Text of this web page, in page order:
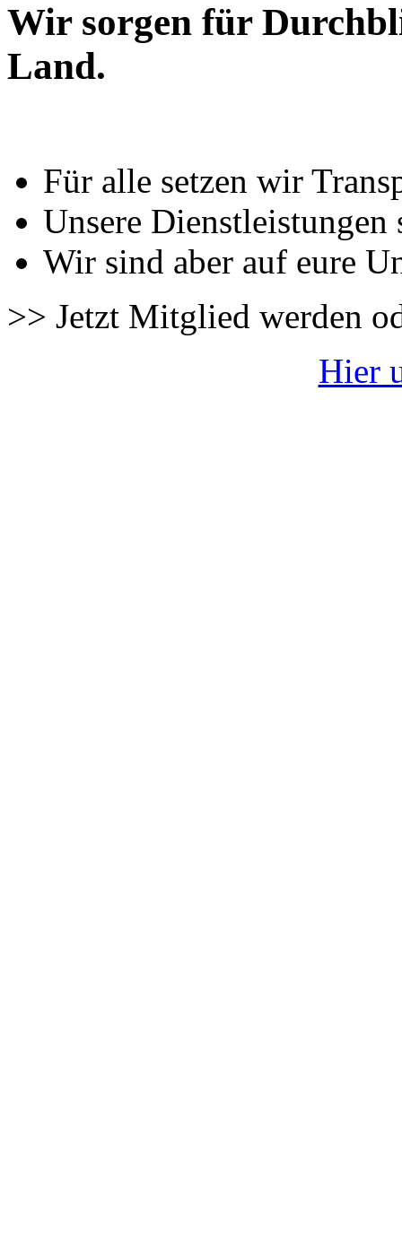
Wir sorgen für
Land.
Für alle setzen wir
Unsere Dienstleistungen
Wir sind aber auf eure
>> Jetzt Mitglied werden
Hier